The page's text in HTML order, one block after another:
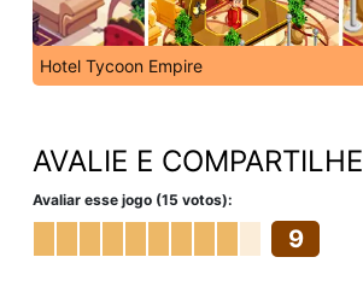
Hotel Tycoon Empire
AVALIE E COMPARTILHE
Avaliar esse jogo (15 votos):
9